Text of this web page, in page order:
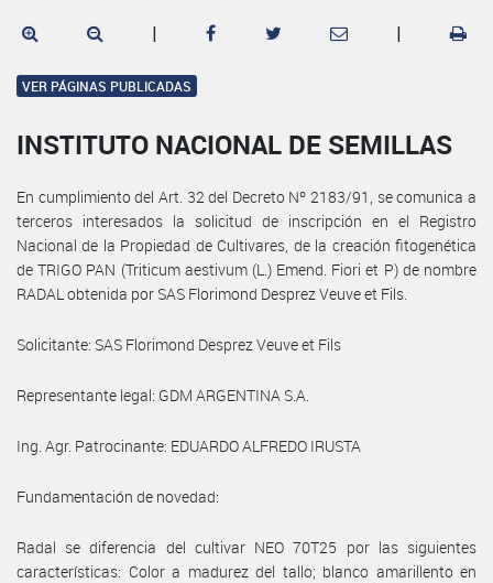
| |
VER PÁGINAS PUBLICADAS
INSTITUTO NACIONAL DE SEMILLAS
En cumplimiento del Art. 32 del Decreto Nº 2183/91, se comunica a
terceros interesados la solicitud de inscripción en el Registro
Nacional de la Propiedad de Cultivares, de la creación fitogenética
de TRIGO PAN (Triticum aestivum (L.) Emend. Fiori et P) de nombre
RADAL obtenida por SAS Florimond Desprez Veuve et Fils.
Solicitante: SAS Florimond Desprez Veuve et Fils
Representante legal: GDM ARGENTINA S.A.
Ing. Agr. Patrocinante: EDUARDO ALFREDO IRUSTA
Fundamentación de novedad:
Radal se diferencia del cultivar NEO 70T25 por las siguientes
características: Color a madurez del tallo; blanco amarillento en